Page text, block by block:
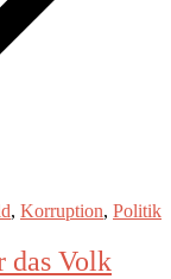
, Korruption, Politik
das Volk